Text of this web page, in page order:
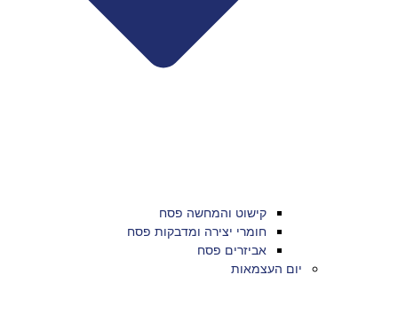
קישוט והמחשה פסח
חומרי יצירה ומדבקות פסח
אביזרים פסח
יום העצמאות